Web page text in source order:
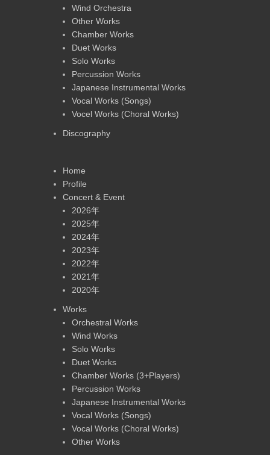
Wind Orchestra
Other Works
Chamber Works
Duet Works
Solo Works
Percussion Works
Japanese Instrumental Works
Vocal Works (Songs)
Vocel Works (Choral Works)
Discography
Home
Profile
Concert & Event
2026年
2025年
2024年
2023年
2022年
2021年
2020年
Works
Orchestral Works
Wind Works
Solo Works
Duet Works
Chamber Works (3+Players)
Percussion Works
Japanese Instrumental Works
Vocal Works (Songs)
Vocal Works (Choral Works)
Other Works